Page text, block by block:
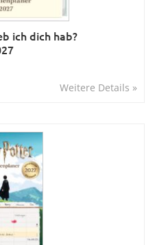
ich dich hab?
Weitere Details »